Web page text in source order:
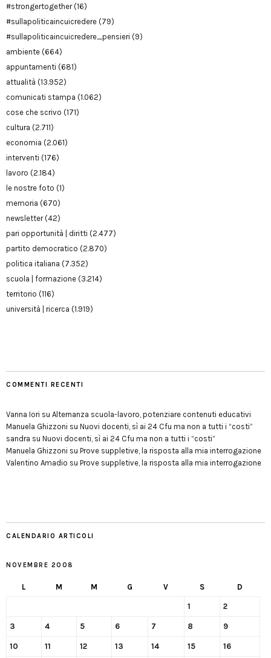
#strongertogether(16)
#sullapoliticaincuicredere (79)
#sullapoliticaincuicredere_pensieri (9)
ambiente (664)
appuntamenti (681)
attualità (13.952)
comunicati stampa (1.062)
cose che scrivo (171)
cultura (2.711)
economia (2.061)
interventi (176)
lavoro (2.184)
le nostre foto (1)
memoria (670)
newsletter(42)
pari opportunità | diritti (2.477)
partito democratico (2.870)
politica italiana (7.352)
scuola | formazione (3.214)
territorio (116)
università | ricerca (1.919)
COMMENTI RECENTI
Vanna Iori su Alternanza scuola-lavoro, potenziare contenuti educativi
Manuela Ghizzoni su Nuovi docenti, sì ai 24 Cfu ma non a tutti i “costi”
sandra su Nuovi docenti, sì ai 24 Cfu ma non a tutti i “costi”
Manuela Ghizzoni su Prove suppletive, la risposta alla mia interrogazione
Valentino Amadio su Prove suppletive, la risposta alla mia interrogazione
CALENDARIO ARTICOLI
NOVEMBRE 2008
L M M G V S D
1 2
3 4 5 6 7 8 9
10 11 12 13 14 15 16